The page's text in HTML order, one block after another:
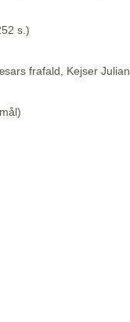
s.)
frafald, Kejser Julian